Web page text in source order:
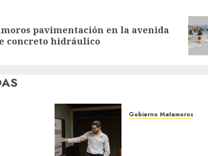
pavimentación en la avenida
concreto hidráulico
Gobierno Matamoros